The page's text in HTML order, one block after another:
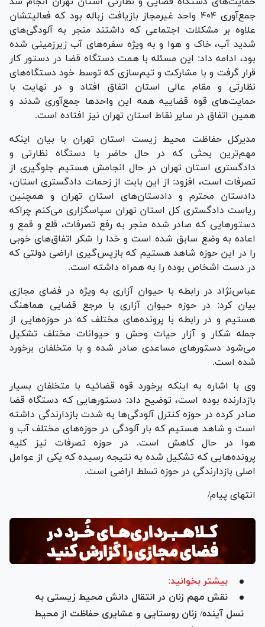
جمع‌آوری ۴۰۴ واحد غیرمجاز بازیافت زباله بود که فعالیتشان
علاوه بر مشکلات اجتماعی که داشتند منجر به آلودگی‌های
شدید آب، خاک و هوا و به ویژه سفره‌های آب زیرزمینی شده
بود، ادامه داد: این مسئله با همت دستگاه قضا در دستور کار
قرار گرفت و با مشارکت و تیم‌سازی که توسط خود دستگاه‌های
نظارتی و مقام عالی استان اتفاق افتاد و در نهایت با
حمایت‌های قوه قضاییه همه این واحد‌ها جمع‌آوری شدند و
همین اتفاق در سایر نقاط استان تهران نیز افتاده است.
مدیرکل حفاظت محیط زیست استان تهران با بیان اینکه
مهم‌ترین بحثی که در حال حاضر با دستگاه نظارتی و
دادگستری استان تهران در حال انجامش هستیم جلوگیری از
تصرفات است، افزود: از این بابت از زحمات دادگستری استان،
دادستان محترم و دادستان‌های استان تهران و همچنین
ریاست دادگستری کل استان تهران سپاسگزاری می‌کنم چراکه
دستور‌هایی که صادر شده منجر به رفع تصرفات، قلع و قمع و
اعاده به وضع سابق شده است و خدا را شکر اتفاق‌های خوبی
را در این حوزه شاهد هستیم که بازپس‌گیری اراضی دولتی که
در دست اشخاص بوده را به همراه داشته است.
عباس‌نژاد در رابطه با حیوان آزاری به ویژه در فضای مجازی
بیان کرد: در حوزه حیوان آزاری با مرجع قضایی هماهنگ
هستیم و در رابطه با پرونده‌های مختلف که در حوزه‎‌هایی از
جمله شکار و آزار حیات وحش و حیوانات مختلف تشکیل
می‌شود دستور‌های مساعدی صادر شده و با متخلفان برخورد
شده است.
وی با اشاره به اینکه برخورد قوه قضائیه با متخلفان بسیار
بازدارنده بوده است، توضیح داد: دستورهایی که دستگاه قضا
صادر کرده در حوزه کنترل آلودگی‌ها به شدت بازدارندگی داشته
است و شاهد هستیم که بار آلودگی در حوزه‌های مختلف آب و
هوا در حال کاهش است. در حوزه تصرفات نیز کلیه
پرونده‌هایی که تشکیل شده به نتیجه رسیده که یکی از عوامل
اصلی بازدارندگی در حوزه تسلط اراضی است.
انتهای پیام/
بیشتر بخوانید:
نقش مهم زنان در انتقال دانش محیط زیستی به
نسل آینده/ زنان روستایی و عشایری حفاظت از محیط